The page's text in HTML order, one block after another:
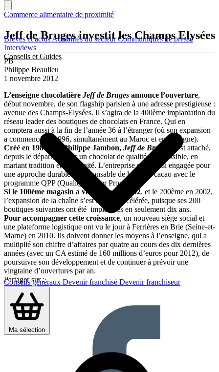
Brèves et actusActualités du secteurCommuniqués de presse
Interviews
Conseils et Guides
Conseils généraux Devenir franchisé Devenir franchiseur
Ma sélection
Commerce alimentaire de proximité
Jeff de Bruges investit les Champs Elysées
PB
Philippe Beaulieu
1 novembre 2012
L’enseigne chocolatière Jeff de Bruges annonce l’ouverture,
début novembre, de son flagship parisien à une adresse prestigieuse :
avenue des Champs-Élysées. Il s’agira de la 400ème implantation du
réseau leader des boutiques de chocolats en France. Qui en
comptera aussi à la fin de l’année 36 à l’étranger (où son expansion
a commencé en 1996, simultanément au Maroc et en Espagne).
Créé en 1986 par Philippe Jambon, Jeff de Bruges
s’est attaché,
depuis le départ, à offrir un chocolat de qualité et accessible, en
mariant tradition et modernité. L’entreprise s’est ainsi engagée pour
une approche durable et responsable de la filière cacao avec le
programme QPP (Quality Partner Program).
Si le 100ème magasin a vu le jour en 1992, et le 200ème en 2002,
l’expansion de la chaîne s’est ensuite accélérée, puisque ses 200
boutiques suivantes ont été implantées en seulement dix ans.
Pour accompagner cette croissance, un nouveau siège social et
une plateforme logistique ont vu le jour à Ferrières en Brie (Seine-et-
Marne) en 2010. Ils doivent donner les moyens à l’enseigne, qui a
multiplié son chiffre d’affaires par quatre au cours des dix dernières
années (avec un CA estimé de 160 millions d’euros pour 2012), de
poursuivre son développement et de continuer à prévoir une
vingtaine d’ouvertures par an.
Partager sur :